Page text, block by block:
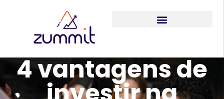
4 vantagens de